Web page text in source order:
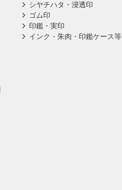
シヤチハタ・浸透印
ゴム印
印鑑・実印
インク・朱肉・印鑑ケース等